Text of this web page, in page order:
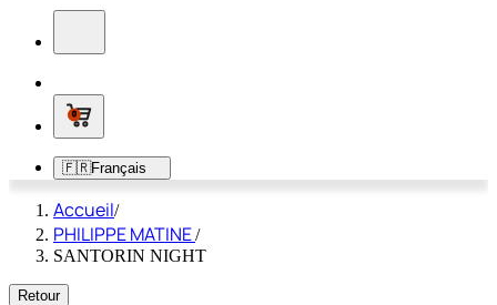
0
🇫🇷Français
Accueil/
PHILIPPE MATINE/
SANTORIN NIGHT
Retour